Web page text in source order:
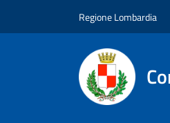
Regione Lombardia